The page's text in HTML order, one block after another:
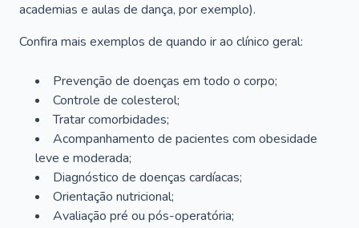
academias e aulas de dança, por exemplo).
Confira mais exemplos de quando ir ao clínico geral:
Prevenção de doenças em todo o corpo;
Controle de colesterol;
Tratar comorbidades;
Acompanhamento de pacientes com obesidade
leve e moderada;
Diagnóstico de doenças cardíacas;
Orientação nutricional;
Avaliação pré ou pós-operatória;